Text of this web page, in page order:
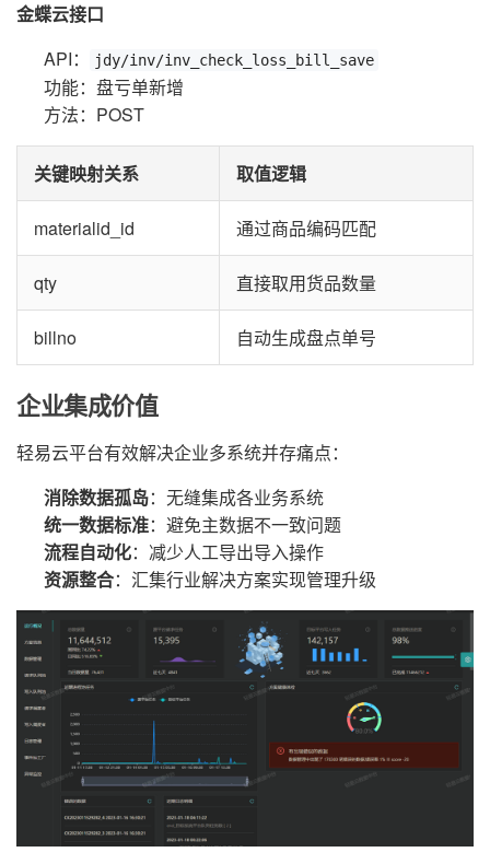
金蝶云接口
API：
jdy/inv/inv_check_loss_bill_save
功能：盘亏单新增
方法：POST
关键映射关系 取值逻辑
materialid_id 通过商品编码匹配
qty 直接取用货品数量
billno 自动生成盘点单号
企业集成价值
轻易云平台有效解决企业多系统并存痛点：
消除数据孤岛：无缝集成各业务系统
统一数据标准：避免主数据不一致问题
流程自动化：减少人工导出导入操作
资源整合：汇集行业解决方案实现管理升级